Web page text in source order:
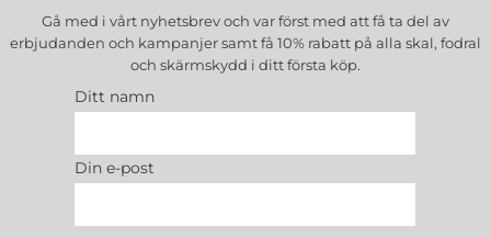
Gå med i vårt nyhetsbrev och var först med att få ta del av
erbjudanden och kampanjer samt få 10% rabatt på alla skal, fodral
och skärmskydd i ditt första köp.
Ditt namn
Din e-post